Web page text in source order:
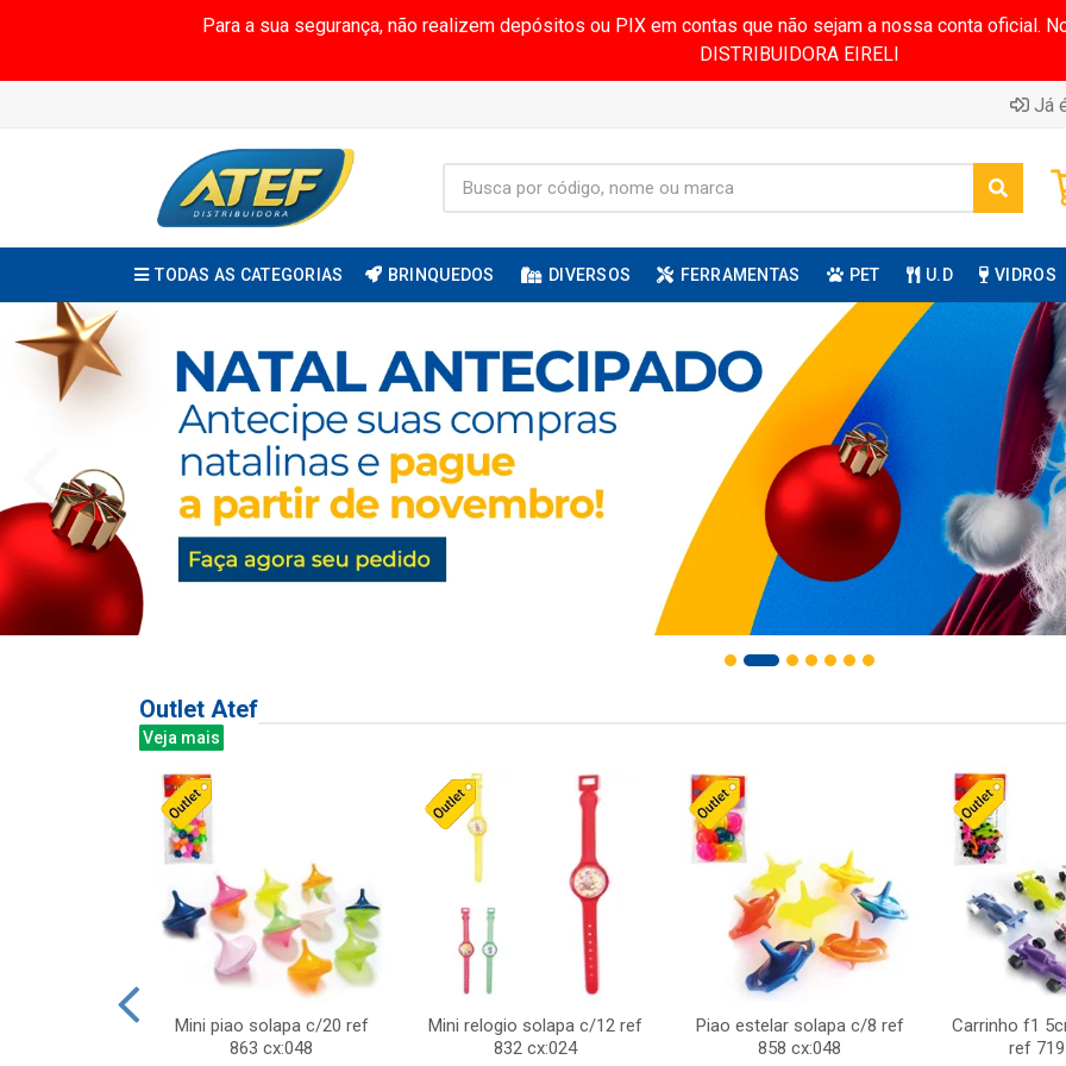
Para a sua segurança, não realizem depósitos ou PIX em contas que não sejam a nossa conta oficial.
DISTRIBUIDORA EIRELI
Já
TODAS AS CATEGORIAS BRINQUEDOS DIVERSOS FERRAMENTAS PET U.D VIDROS
Outlet Atef
Veja mais
Mini piao solapa c/20 ref
863 cx:048
Mini relogio solapa c/12 ref
832 cx:024
Piao estelar solapa c/8 ref
858 cx:048
Carrinho f1
ref